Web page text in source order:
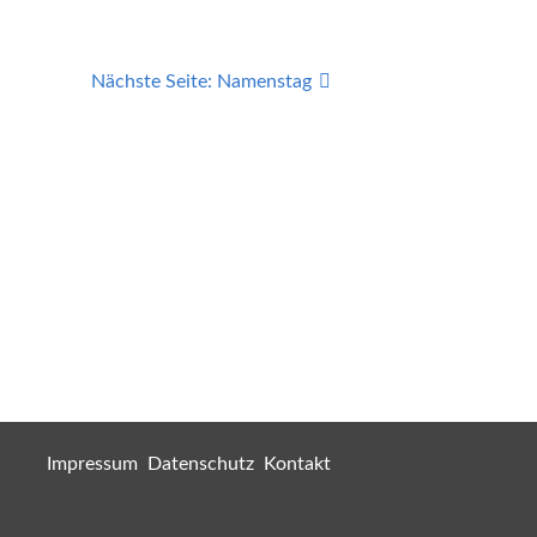
Nächste Seite: Namenstag
Impressum Datenschutz Kontakt